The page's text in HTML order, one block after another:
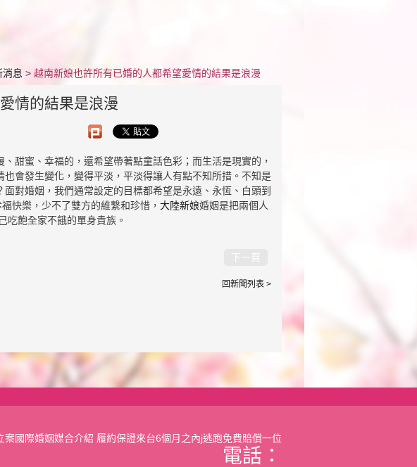
消息 > 越南新娘也許所有已婚的人都希望愛情的結果是浪漫
情的結果是浪漫
甜蜜、幸福的，還希望帶著點童話色彩；而生活是現實的，
會發生變化，變得平淡，平淡得讓人有點不知所措。不知是
對婚姻，我們通常設定的目標都希望是永遠、永恆、白頭到
快樂，少不了雙方的維繫和珍惜， 大陸新娘婚姻是把兩個人
吃飽全家不餓的單身貴族。
下一頁
回新聞列表 >
案國際婚姻媒合介紹 履約保證來台6個月之內j逃跑免費賠償一位
電話：